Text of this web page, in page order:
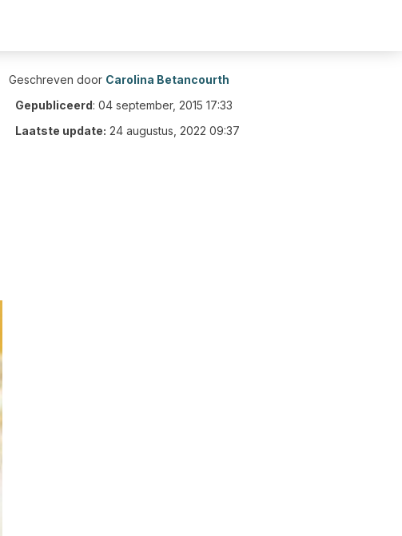
Geschreven door Carolina Betancourth
Gepubliceerd: 04 september, 2015 17:33
Laatste update: 24 augustus, 2022 09:37